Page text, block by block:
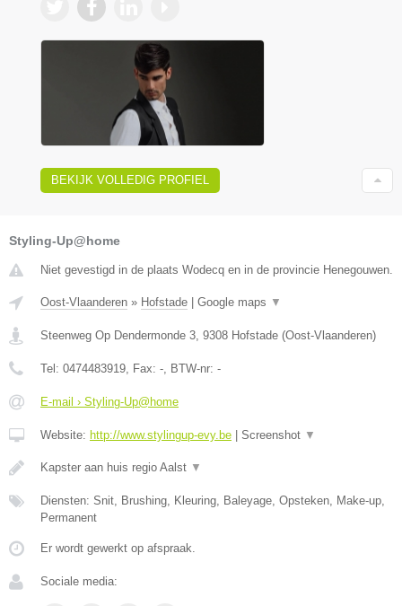
BEKIJK VOLLEDIG PROFIEL
Styling-Up@home
Niet gevestigd in de plaats Wodecq en in de provincie Henegouwen.
Oost-Vlaanderen » Hofstade | Google maps ▼
Steenweg Op Dendermonde 3 9308 Hofstade (Oost-Vlaanderen)
Tel: 0474483919 , Fax: - , BTW-nr: -
E-mail › Styling-Up@home
Website: http://www.stylingup-evy.be | Screenshot ▼
Kapster aan huis regio Aalst ▼
Diensten: Snit, Brushing, Kleuring, Baleyage, Opsteken, Make-up,
Permanent
Er wordt gewerkt op afspraak.
Sociale media: